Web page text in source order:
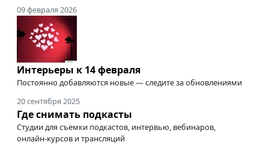
09 февраля 2026
Интерьеры к 14 февраля
Постоянно добавляются новые — следите за обновлениями
20 сентября 2025
Где снимать подкасты
Студии для съемки подкастов, интервью, вебинаров,
онлайн-курсов и трансляций